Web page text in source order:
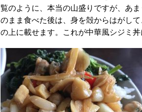
覧のように、本当の山盛りですが、あ
のまま食べた後は、身を殻からはがし
の上に載せます。これが中華風シジミ